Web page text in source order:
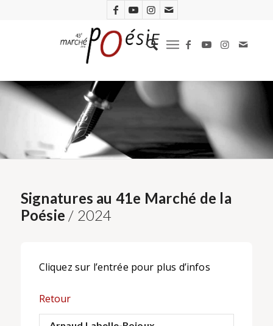
Signatures au 41e Marché de la
Poésie / 2024
Cliquez sur l’entrée pour plus d’infos
Retour